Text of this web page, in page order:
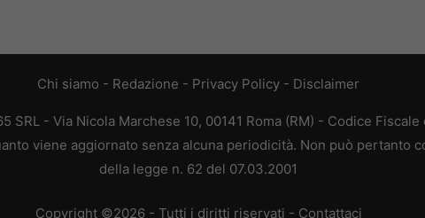
Chi siamo - Redazione - Privacy Policy - Disclaimer
SRL - Via Nicola Marchese 10, 00141 Roma (RM) - Codice Fiscale
viene aggiornato senza alcuna periodicità. Non può pertanto
della legge n. 62 del 07.03.2001
Copyright ©2026 - Tutti i diritti riservati - Contattaci